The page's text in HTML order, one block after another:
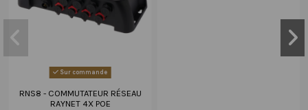
Sur commande
RNS8 - COMMUTATEUR RÉSEAU
RAYNET 4X POE